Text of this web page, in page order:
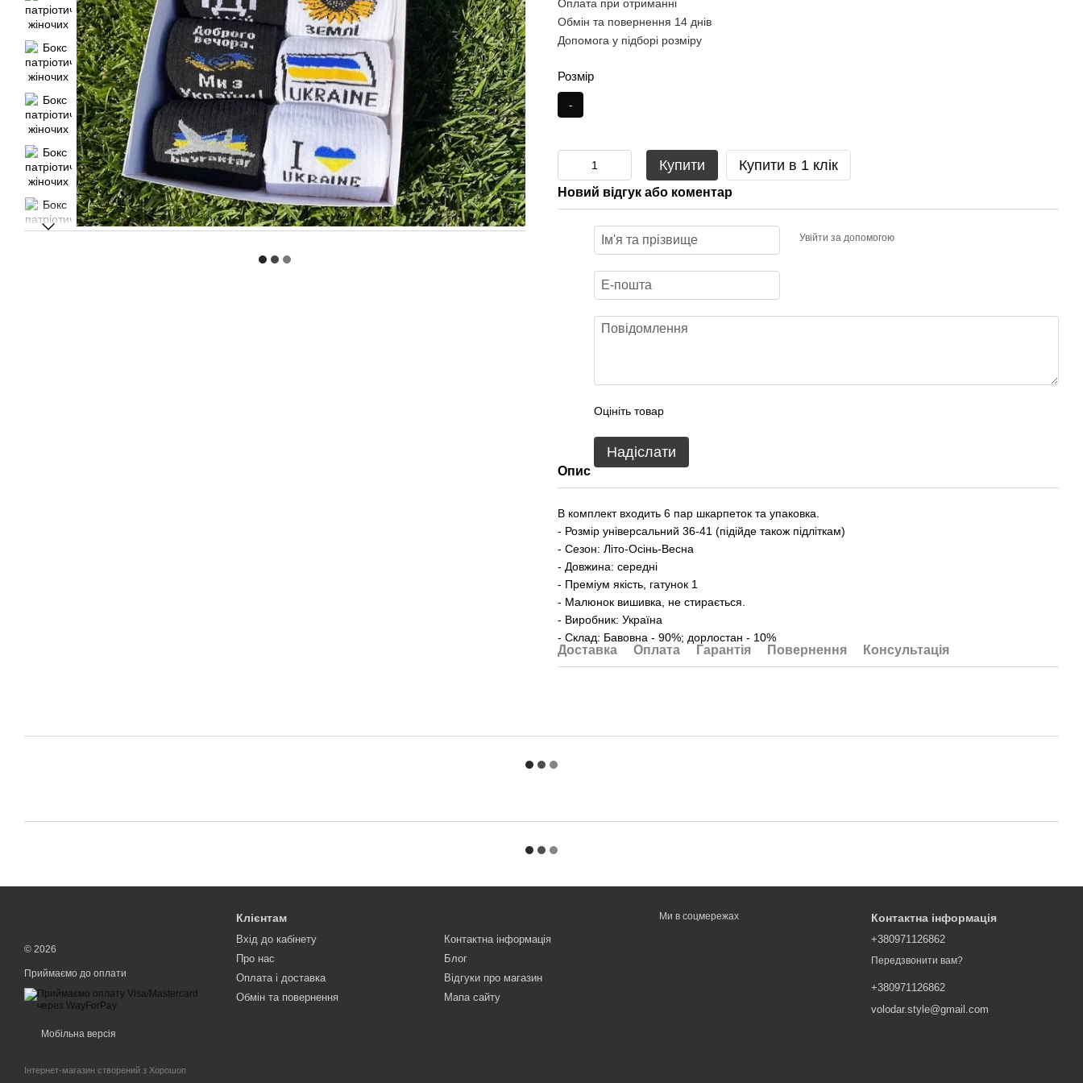
Оплата при отриманні
Обмін та повернення 14 днів
Допомога у підборі розміру
Розмір
-
Купити Купити в 1 клік
Новий відгук або коментар
Увійти за допомогою
Оцініть товар
Надіслати
Опис
В комплект входить 6 пар шкарпеток та упаковка.
- Розмір універсальний 36-41 (підійде також підліткам)
- Сезон: Літо-Осінь-Весна
- Довжина: середні
- Преміум якість, гатунок 1
- Малюнок вишивка, не стирається.
- Виробник: Україна
- Склад: Бавовна - 90%; дорлостан - 10%
Доставка Оплата Гарантія Повернення Консультація
© 2026
Приймаємо до оплати
Мобільна версія
Інтернет-магазин створений з Хорошоп
Клієнтам
Вхід до кабінету
Про нас
Оплата і доставка
Обмін та повернення
Контактна інформація
Блог
Відгуки про магазин
Мапа сайту
Ми в соцмережах Контактна інформація
+380971126862
Передзвонити вам?
+380971126862
volodar.style@gmail.com